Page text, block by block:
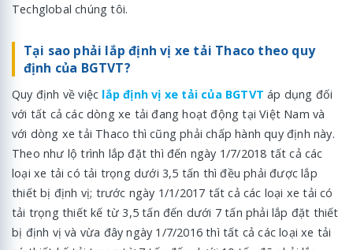
Techglobal chúng tôi.
Tại sao phải lắp định vị xe tải Thaco theo quy
định của BGTVT?
Quy định về việc lắp định vị xe tải của BGTVT áp dụng đối
với tất cả các dòng xe tải đang hoạt động tại Việt Nam và
với dòng xe tải Thaco thì cũng phải chấp hành quy định này.
Theo như lộ trình lắp đặt thì đến ngày 1/7/2018 tất cả các
loại xe tải có tải trọng dưới 3,5 tấn thì đều phải được lắp
thiết bị định vị; trước ngày 1/1/2017 tất cả các loại xe tải có
tải trọng thiết kế từ 3,5 tấn đến dưới 7 tấn phải lắp đặt thiết
bị định vị và vừa đây ngày 1/7/2016 thì tất cả các loại xe tải